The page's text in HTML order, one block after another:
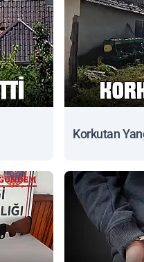
Korkutan